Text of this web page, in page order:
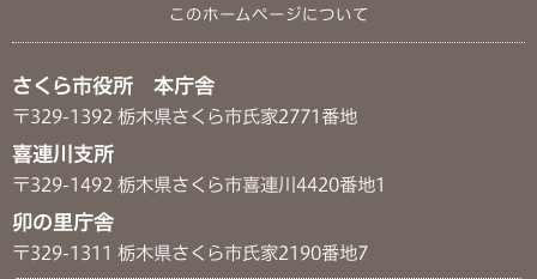
このホームページについて
さくら市役所 本庁舎
〒329-1392 栃木県さくら市氏家2771番地
喜連川支所
〒329-1492 栃木県さくら市喜連川4420番地1
卯の里庁舎
〒329-1311 栃木県さくら市氏家2190番地7